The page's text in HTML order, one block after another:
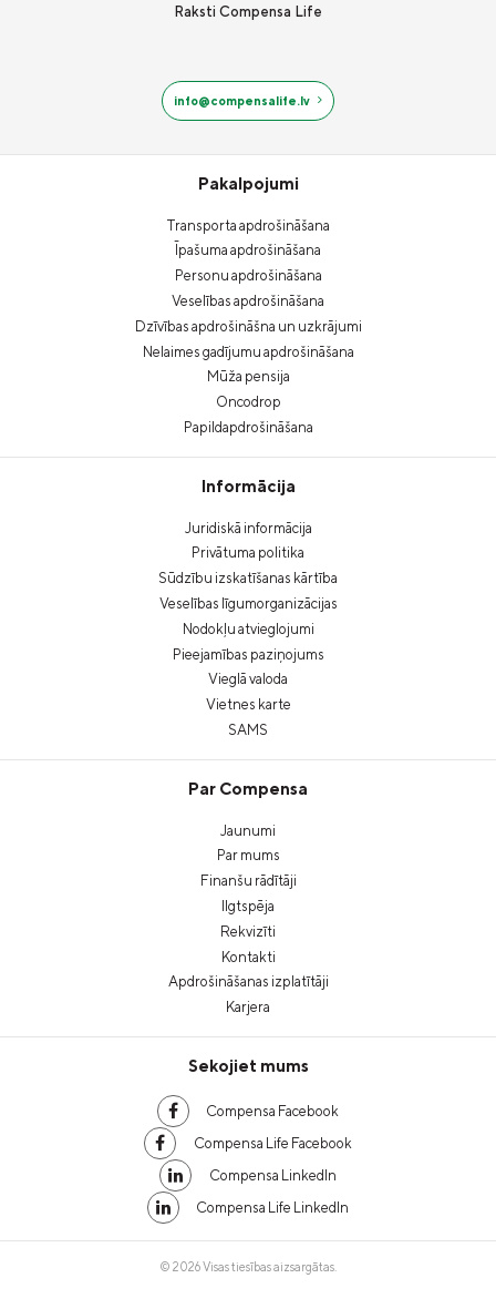
Raksti Compensa Life
info@compensalife.lv
Pakalpojumi
Transporta apdrošināšana
Īpašuma apdrošināšana
Personu apdrošināšana
Veselības apdrošināšana
Dzīvības apdrošināšna un uzkrājumi
Nelaimes gadījumu apdrošināšana
Mūža pensija
Oncodrop
Papildapdrošināšana
Informācija
Juridiskā informācija
Privātuma politika
Sūdzību izskatīšanas kārtība
Veselības līgumorganizācijas
Nodokļu atvieglojumi
Pieejamības paziņojums
Vieglā valoda
Vietnes karte
SAMS
Par Compensa
Jaunumi
Par mums
Finanšu rādītāji
Ilgtspēja
Rekvizīti
Kontakti
Apdrošināšanas izplatītāji
Karjera
Sekojiet mums
Compensa Facebook
Compensa Life Facebook
Compensa LinkedIn
Compensa Life LinkedIn
© 2026 Visas tiesības aizsargātas.